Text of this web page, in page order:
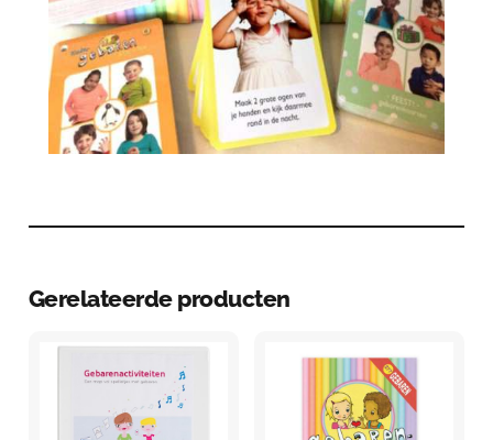
Gerelateerde producten